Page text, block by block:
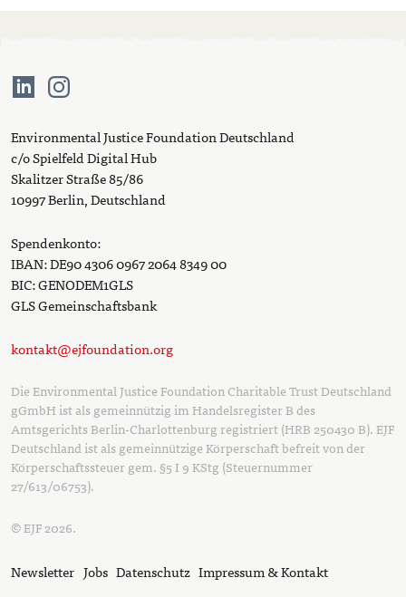
Environmental Justice Foundation Deutschland
c/o Spielfeld Digital Hub
Skalitzer Straße 85/86
10997 Berlin, Deutschland
Spendenkonto:
IBAN: DE90 4306 0967 2064 8349 00
BIC: GENODEM1GLS
GLS Gemeinschaftsbank
kontakt@ejfoundation.org
Die Environmental Justice Foundation Charitable Trust Deutschland
gGmbH ist als gemeinnützig im Handelsregister B des
Amtsgerichts Berlin-Charlottenburg registriert (HRB 250430 B). EJF
Deutschland ist als gemeinnützige Körperschaft befreit von der
Körperschaftssteuer gem. §5 I 9 KStg (Steuernummer
27/613/06753).
© EJF 2026.
Newsletter Jobs Datenschutz Impressum & Kontakt